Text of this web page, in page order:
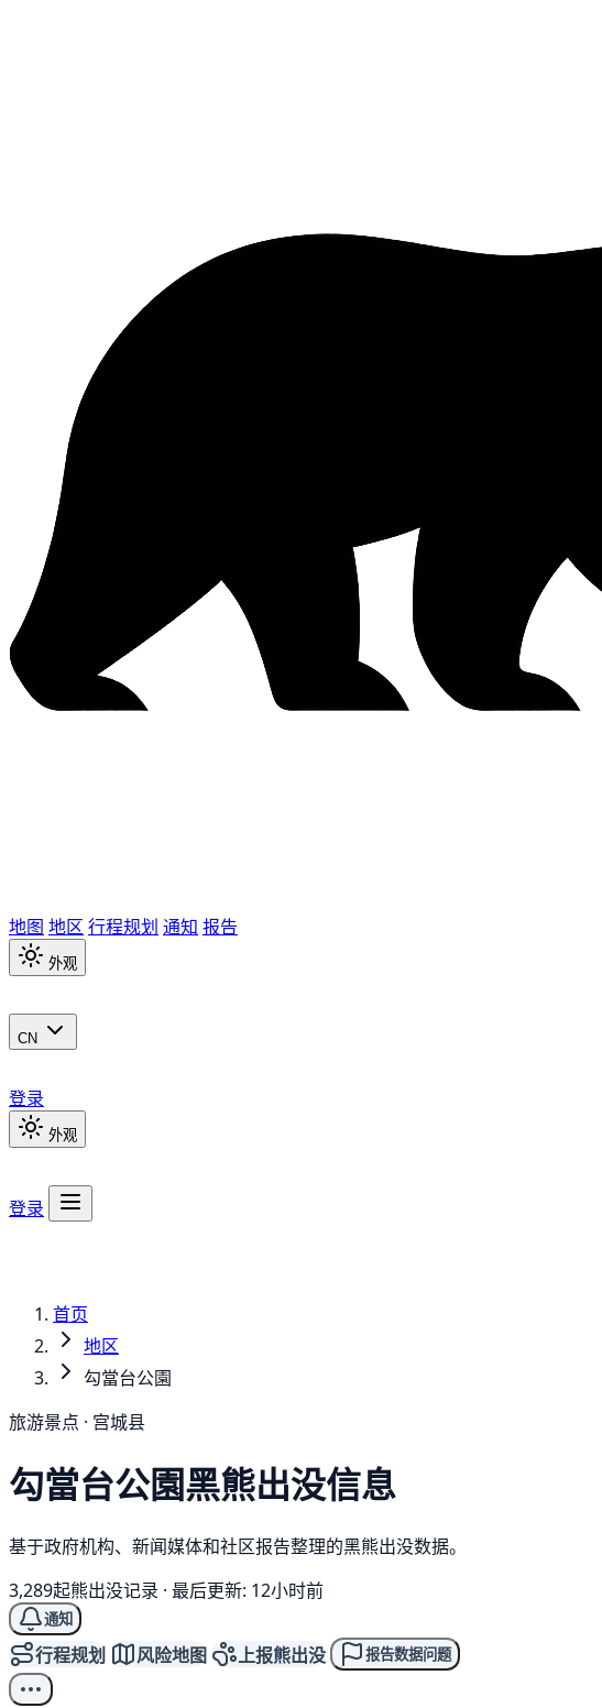
地图 地区 行程规划 通知 报告
外观
CN
登录
外观
登录
首页
地区
勾當台公園
旅游景点 · 宫城县
勾當台公園黑熊出没信息
基于政府机构、新闻媒体和社区报告整理的黑熊出没数据。
3,289起熊出没记录 · 最后更新: 12小时前
通知
行程规划 风险地图 上报熊出没 报告数据问题